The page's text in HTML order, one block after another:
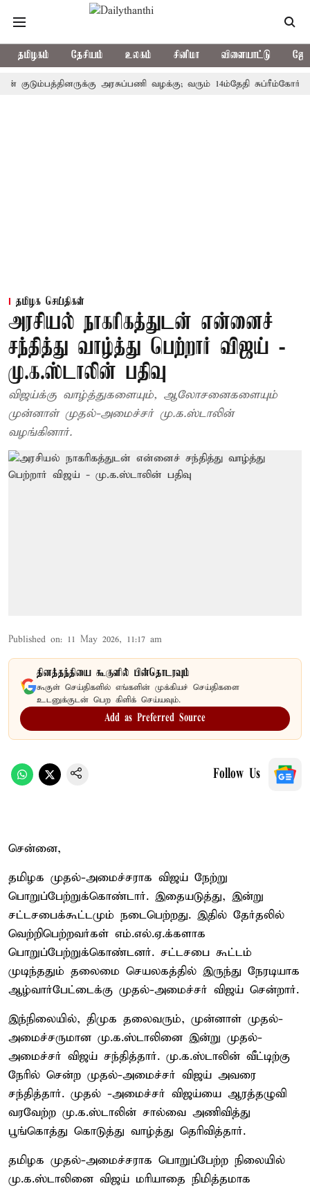
தமிழகம் தேசியம் உலகம் சினிமா விளையாட்டு
அரசுப்பணி வழக்கு; வரும் 14ம்தேதி சுப்ரீம்கோர்ட்டில்
தமிழக செய்திகள்
அரசியல் நாகரிகத்துடன் என்னைச்
சந்தித்து வாழ்த்து பெற்றார் விஜய் -
மு.க.ஸ்டாலின் பதிவு
விஜய்க்கு வாழ்த்துகளையும், ஆலோசனைகளையும்
முன்னாள் முதல்-அமைச்சர் மு.க.ஸ்டாலின்
வழங்கினார்.
Published on: 11 May 2026, 11:17 am
தினத்தந்தியை கூகுளில் பின்தொடரவும்
கூகுள் செய்திகளில் எங்களின் முக்கியச் செய்திகளை
உடனுக்குடன் பெற கிளிக் செய்யவும்.
Add as Preferred Source
Follow Us
சென்னை,
தமிழக முதல்-அமைச்சராக விஜய் நேற்று
பொறுப்பேற்றுக்கொண்டார். இதையடுத்து, இன்று
சட்டசபைக்கூட்டமும் நடைபெற்றது. இதில் தேர்தலில்
வெற்றிபெற்றவர்கள் எம்.எல்.ஏ.க்களாக
பொறுப்பேற்றுக்கொண்டனர். சட்டசபை கூட்டம்
முடிந்ததும் தலைமை செயலகத்தில் இருந்து நேரடியாக
ஆழ்வார்பேட்டைக்கு முதல்-அமைச்சர் விஜய் சென்றார்.
இந்நிலையில், திமுக தலைவரும், முன்னாள் முதல்-
அமைச்சருமான மு.க.ஸ்டாலினை இன்று முதல்-
அமைச்சர் விஜய் சந்தித்தார். மு.க.ஸ்டாலின் வீட்டிற்கு
நேரில் சென்ற முதல்-அமைச்சர் விஜய் அவரை
சந்தித்தார். முதல் -அமைச்சர் விஜய்யை ஆரத்தழுவி
வரவேற்ற மு.க.ஸ்டாலின் சால்வை அணிவித்து
பூங்கொத்து கொடுத்து வாழ்த்து தெரிவித்தார்.
தமிழக முதல்-அமைச்சராக பொறுப்பேற்ற நிலையில்
மு.க.ஸ்டாலினை விஜய் மரியாதை நிமித்தமாக